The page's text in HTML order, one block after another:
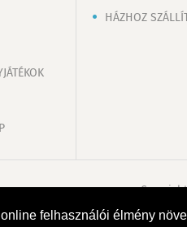
felhasználói élmény
HÁZHOZ